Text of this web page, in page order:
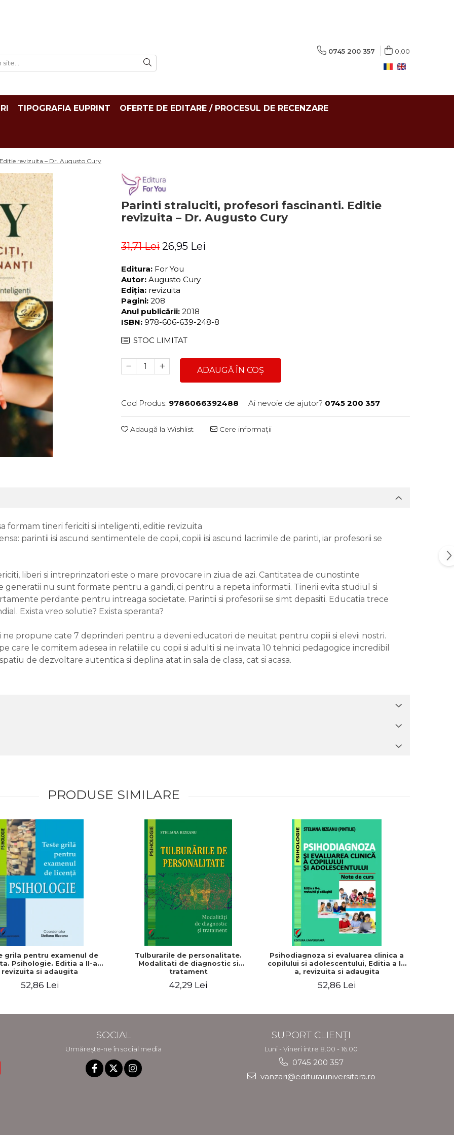
0745 200 357 0,00
TIPOGRAFIA EUPRINT OFERTE DE EDITARE / PROCESUL DE RECENZARE
revizuita – Dr. Augusto Cury
Parinti straluciti, profesori fascinanti. Editie
revizuita – Dr. Augusto Cury
31,71 Lei 26,95 Lei
Editura: For You
Autor: Augusto Cury
Ediția: revizuita
Pagini: 208
Anul publicării: 2018
ISBN: 978-606-639-248-8
STOC LIMITAT
ADAUGĂ ÎN COȘ
Cod Produs: 9786066392488 Ai nevoie de ajutor? 0745 200 357
Adaugă la Wishlist Cere informații
formam tineri fericiti si inteligenti, editie revizuita
parintii isi ascund sentimentele de copii, copiii isi ascund lacrimile de parinti, iar profesorii se
liberi si intreprinzatori este o mare provocare in ziua de azi. Cantitatea de cunostinte
generatii nu sunt formate pentru a gandi, ci pentru a repeta informatii. Tinerii evita studiul si
perdante pentru intreaga societate. Parintii si profesorii se simt depasiti. Educatia trece
Exista vreo solutie? Exista speranta?
ne propune cate 7 deprinderi pentru a deveni educatori de neuitat pentru copiii si elevii nostri.
care le comitem adesea in relatiile cu copii si adulti si ne invata 10 tehnici pedagogice incredibil
de dezvoltare autentica si deplina atat in sala de clasa, cat si acasa.
PRODUSE SIMILARE
grila pentru examenul de
Psihologie. Editia a II-a
revizuita si adaugita
52,86 Lei
Tulburarile de personalitate.
Modalitati de diagnostic si
tratament
42,29 Lei
Psihodiagnoza si evaluarea clinica a
copilului si adolescentului, Editia a II-
a, revizuita si adaugita
52,86 Lei
SOCIAL
Urmărește-ne în social media
SUPORT CLIENȚI
Luni - Vineri intre 8.00 - 16.00
0745 200 357
vanzari@editurauniversitara.ro